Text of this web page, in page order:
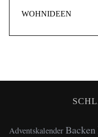
WOHNIDEEN
AdventskalenderBacken